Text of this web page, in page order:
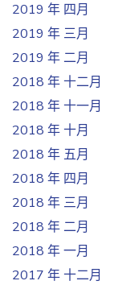
2019 年 四月
2019 年 三月
2019 年 二月
2018 年 十二月
2018 年 十一月
2018 年 十月
2018 年 五月
2018 年 四月
2018 年 三月
2018 年 二月
2018 年 一月
2017 年 十二月